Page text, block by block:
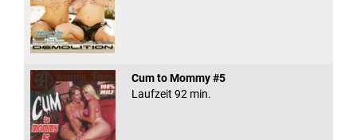
Cum to Mommy #5
Laufzeit 92 min.